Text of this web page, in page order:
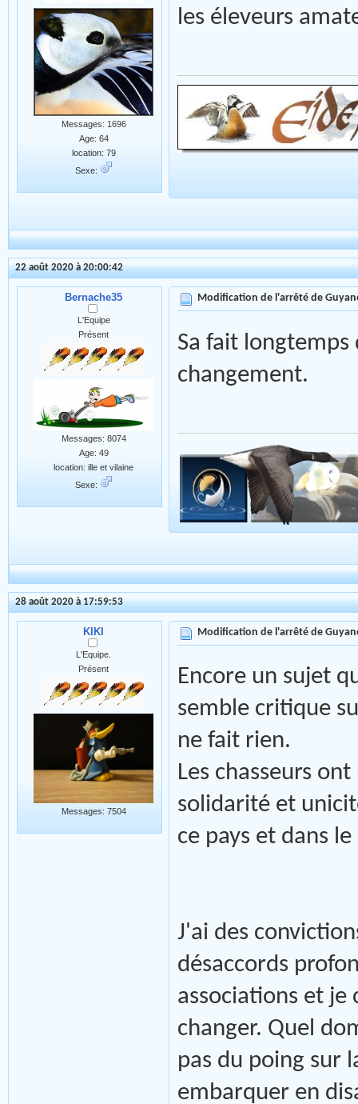
Messages: 1696
Age: 64
location: 79
Sexe:
les éleveurs
22 août 2020 à 20:00:42
Bernache35
L'Equipe
Présent
Messages: 8074
Age: 49
location: ille et vilaine
Sexe:
Modification de l'arrêté de
Sa fait
changement.
28 août 2020 à 17:59:53
KIKI
L'Equipe.
Présent
Messages: 7504
Modification de l'arrêté de
Encore un sujet
semble critique
ne fait rien.
Les chasseurs
solidarité et
ce pays et dans
J'ai des
désaccords
associations et je
changer. Quel
pas du poing sur
embarquer en